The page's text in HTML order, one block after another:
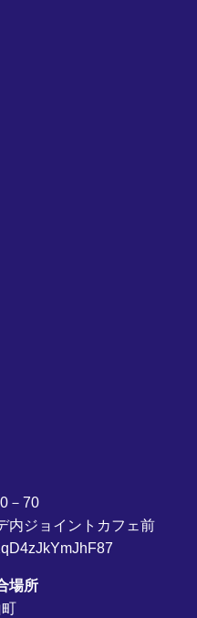
－70
内ジョイントカフェ前
場所